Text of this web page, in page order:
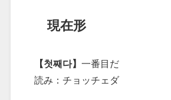
現在形
【첫째다】 一番目だ
読み：チョッチェダ